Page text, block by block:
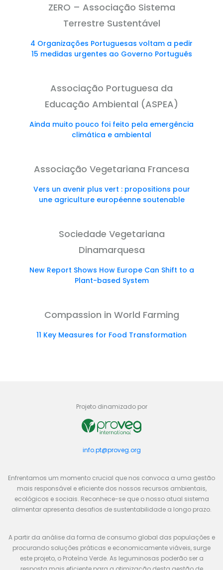
ZERO – Associação Sistema
Terrestre Sustentável
4 Organizações Portuguesas voltam a pedir
15 medidas urgentes ao Governo Português
Associação Portuguesa da
Educação Ambiental (ASPEA)
Ainda muito pouco foi feito pela emergência
climática e ambiental
Associação Vegetariana Francesa
Vers un avenir plus vert : propositions pour
une agriculture européenne soutenable
Sociedade Vegetariana
Dinamarquesa
New Report Shows How Europe Can Shift to a
Plant-based System
Compassion in World Farming
11 Key Measures for Food Transformation
Projeto dinamizado por
info.pt@proveg.org
Enfrentamos um momento crucial que nos convoca a uma gestão
mais responsável e eficiente dos nossos recursos ambientais,
ecológicos e sociais. Reconhece-se que o nosso atual sistema
alimentar apresenta desafios de sustentabilidade a longo prazo.
A partir da análise da forma de consumo global das populações e
procurando soluções práticas e economicamente viáveis, surge
este projeto, o Proteína Verde. As leguminosas poderão ser a